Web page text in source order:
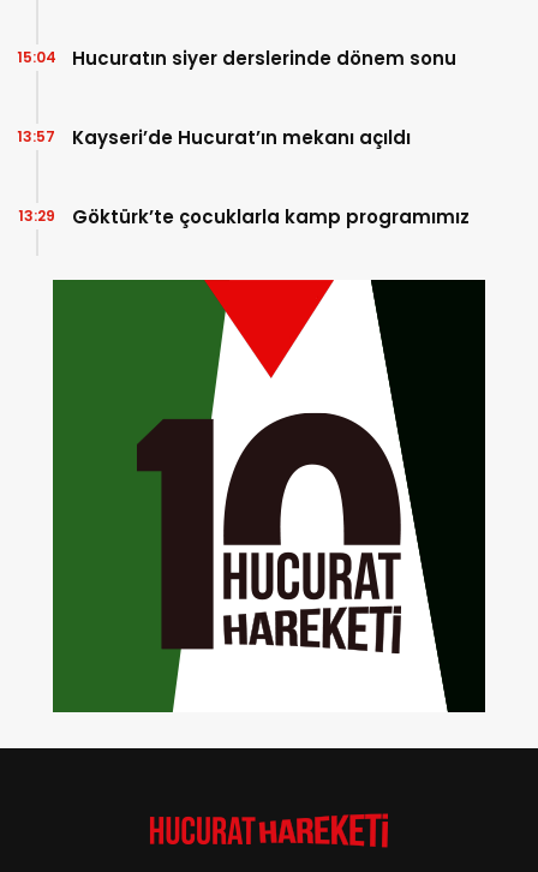
Hucuratın siyer derslerinde dönem sonu
15:04
Kayseri’de Hucurat’ın mekanı açıldı
13:57
Göktürk’te çocuklarla kamp programımız
13:29